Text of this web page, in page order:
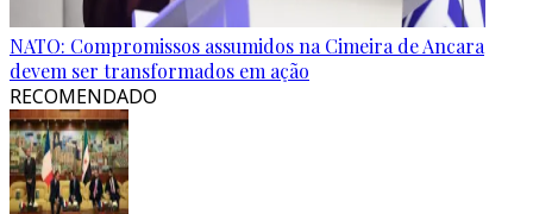
NATO: Compromissos assumidos na Cimeira de Ancara
devem ser transformados em ação
RECOMENDADO